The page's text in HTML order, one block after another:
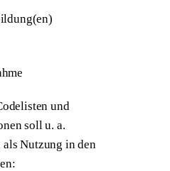
und
soll u. a.
Nutzung in den